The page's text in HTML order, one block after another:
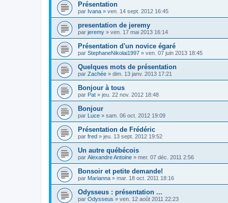
Présentation
par Ivana » ven. 14 sept. 2012 16:45
presentation de jeremy
par jeremy » ven. 17 mai 2013 16:14
Présentation d'un novice égaré
par StephaneNikolai1997 » ven. 07 juin 2013 18:45
Quelques mots de présentation
par Zachée » dim. 13 janv. 2013 17:21
Bonjour à tous
par Pat » jeu. 22 nov. 2012 18:48
Bonjour
par Luce » sam. 06 oct. 2012 19:09
Présentation de Frédéric
par fred » jeu. 13 sept. 2012 19:52
Un autre québécois
par Alexandre Antoine » mer. 07 déc. 2011 2:56
Bonsoir et petite demande!
par Marianna » mar. 18 oct. 2011 18:16
Odysseus : présentation ...
par Odysseus » ven. 12 août 2011 22:23